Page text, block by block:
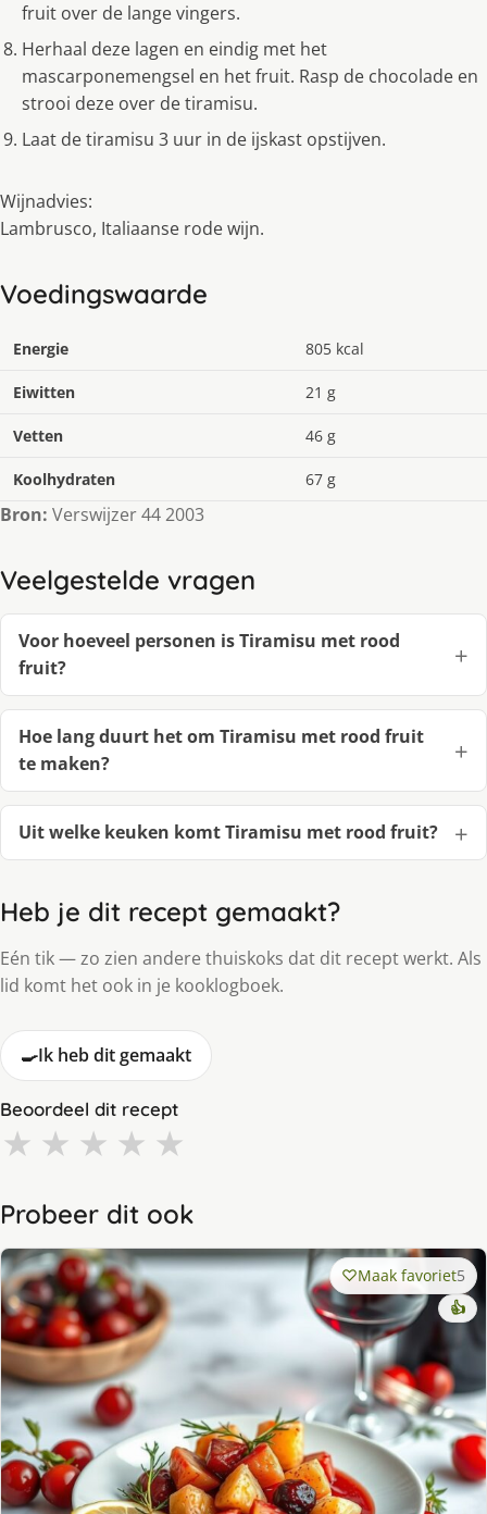
fruit over de lange vingers.
Herhaal deze lagen en eindig met het
mascarponemengsel en het fruit. Rasp de chocolade en
strooi deze over de tiramisu.
Laat de tiramisu 3 uur in de ijskast opstijven.
Wijnadvies:
Lambrusco, Italiaanse rode wijn.
Voedingswaarde
Energie 805 kcal
Eiwitten 21 g
Vetten 46 g
Koolhydraten 67 g
Bron: Verswijzer 44 2003
Veelgestelde vragen
Voor hoeveel personen is Tiramisu met rood
fruit?
Hoe lang duurt het om Tiramisu met rood fruit
te maken?
Uit welke keuken komt Tiramisu met rood fruit?
Heb je dit recept gemaakt?
Eén tik — zo zien andere thuiskoks dat dit recept werkt. Als
lid komt het ook in je kooklogboek.
🍳Ik heb dit gemaakt
Beoordeel dit recept
★ ★ ★ ★ ★
Probeer dit ook
Maak favoriet5
👍